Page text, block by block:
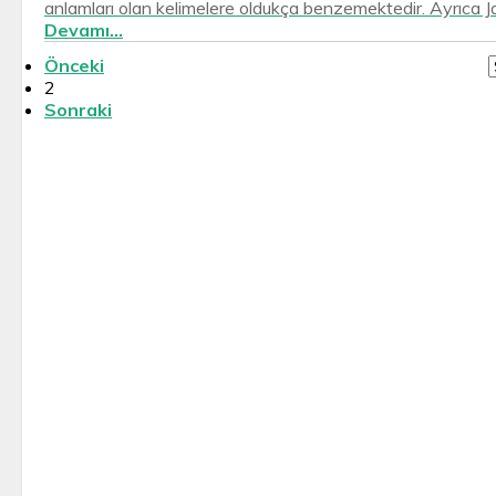
anlamları olan kelimelere oldukça benzemektedir. Ayrıca
Devamı...
Önceki
2
Sonraki